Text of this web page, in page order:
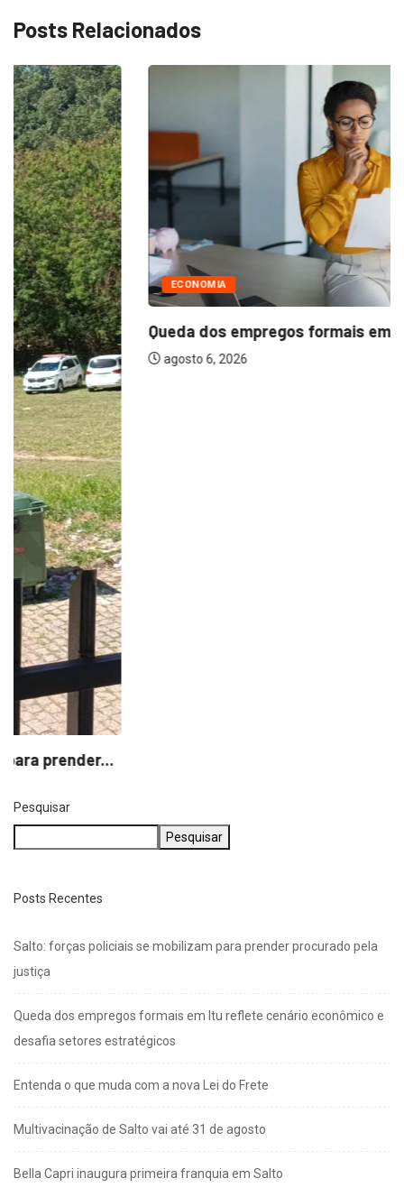
Posts Relacionados
ECONOMIA
Queda dos empregos formais em Itu reflete...
agosto 6, 2026
Pesquisar
Pesquisar
Posts Recentes
Salto: forças policiais se mobilizam para prender procurado pela
justiça
Queda dos empregos formais em Itu reflete cenário econômico e
desafia setores estratégicos
Entenda o que muda com a nova Lei do Frete
Multivacinação de Salto vai até 31 de agosto
Bella Capri inaugura primeira franquia em Salto